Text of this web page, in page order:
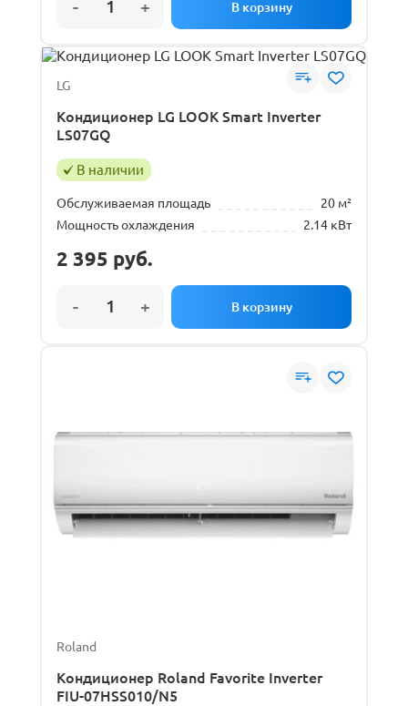
LG
Кондиционер LG LOOK Smart Inverter
LS07GQ
В наличии
Обслуживаемая площадь
20 м²
Мощность охлаждения
2.14 кВт
2 395 руб.
Roland
Кондиционер Roland Favorite Inverter
FIU-07HSS010/N5